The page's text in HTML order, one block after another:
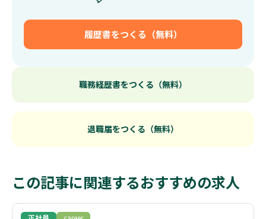
履歴書をつくる（無料）
職務経歴書をつくる（無料）
退職届をつくる（無料）
この記事に関連するおすすめの求人